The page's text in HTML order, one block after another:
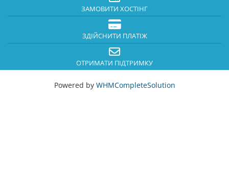
ЗАМОВИТИ ХОСТІНГ
ЗДІЙСНИТИ ПЛАТІЖ
ОТРИМАТИ ПІДТРИМКУ
Powered by WHMCompleteSolution